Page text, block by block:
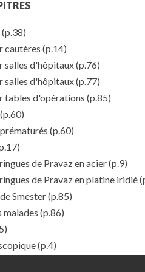
(p.38)
cautères (p.14)
salles d'hôpitaux(p.76)
salles d'hôpitaux(p.77)
tables d'opérations (p.85)
(p.60)
(p.60)
de Pravaz en acier(p.9)
de Pravaz en platine iridié
Smester(p.85)
malades (p.86)
(p.4)